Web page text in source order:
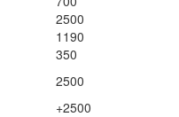
2500
1190
350
2500
+2500